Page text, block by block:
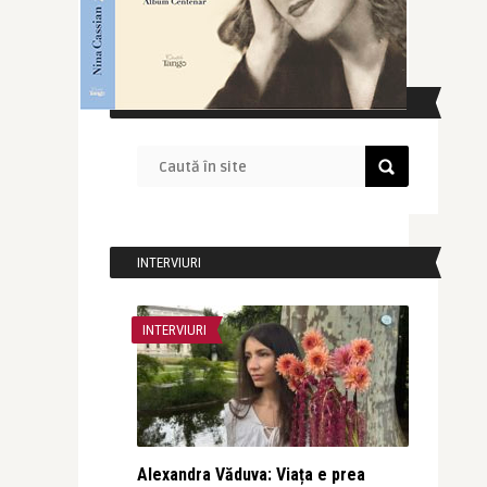
CAUTĂ ÎN SITE
INTERVIURI
INTERVIURI
Alexandra Văduva: Viața e prea